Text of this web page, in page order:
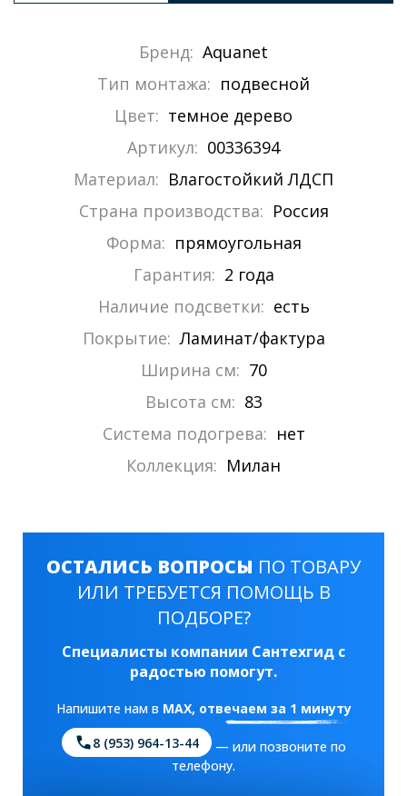
Бренд: Aquanet
Тип монтажа: подвесной
Цвет: темное дерево
Артикул: 00336394
Материал: Влагостойкий ЛДСП
Страна производства: Россия
Форма: прямоугольная
Гарантия: 2 года
Наличие подсветки: есть
Покрытие: Ламинат/фактура
Ширина см: 70
Высота см: 83
Система подогрева: нет
Коллекция: Милан
ОСТАЛИСЬ ВОПРОСЫ ПО ТОВАРУ
ИЛИ ТРЕБУЕТСЯ ПОМОЩЬ В
ПОДБОРЕ?
Специалисты компании Сантехгид с
радостью помогут.
Напишите нам в MAX, отвечаем за 1 минуту
8 (953) 964-13-44
— или позвоните по
телефону.